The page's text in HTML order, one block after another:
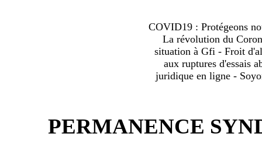
COVID19 : Protégeons
La révolution du
situation à Gfi - Froit
aux ruptures d'essais
juridique en ligne -
PERMANENCE